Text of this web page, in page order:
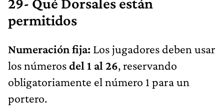
permitidos
Numeración fija: Los jugadores deben usar
los númerosdel 1 al 26, reservando
obligatoriamente el número 1 para un
portero.